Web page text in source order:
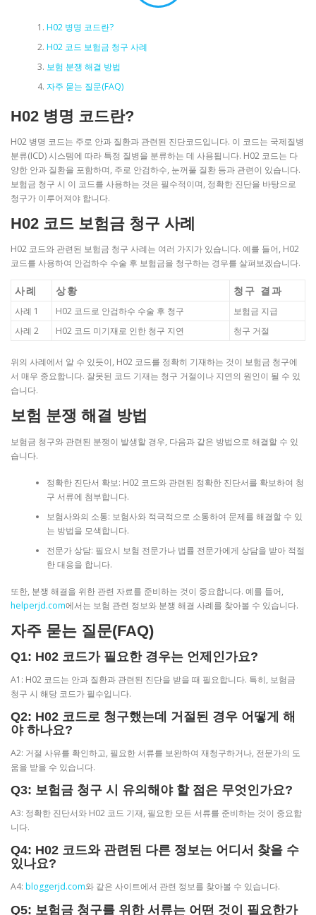
H02 병명 코드란?
H02 코드 보험금 청구 사례
보험 분쟁 해결 방법
자주 묻는 질문(FAQ)
H02 병명 코드란?
H02 병명 코드는 주로 안과 질환과 관련된 진단코드입니다. 이 코드는 국제질병
분류(ICD) 시스템에 따라 특정 질병을 분류하는 데 사용됩니다. H02 코드는 다
양한 안과 질환을 포함하며, 주로 안검하수, 눈꺼풀 질환 등과 관련이 있습니다.
보험금 청구 시 이 코드를 사용하는 것은 필수적이며, 정확한 진단을 바탕으로
청구가 이루어져야 합니다.
H02 코드 보험금 청구 사례
H02 코드와 관련된 보험금 청구 사례는 여러 가지가 있습니다. 예를 들어, H02
코드를 사용하여 안검하수 수술 후 보험금을 청구하는 경우를 살펴보겠습니다.
사례 상황 청구 결과
사례 1 H02 코드로 안검하수 수술 후 청구
보험금 지급
사례 2
H02 코드 미기재로 인한 청구 지연 청구 거절
위의 사례에서 알 수 있듯이, H02 코드를 정확히 기재하는 것이 보험금 청구에
서 매우 중요합니다. 잘못된 코드 기재는 청구 거절이나 지연의 원인이 될 수 있
습니다.
보험 분쟁 해결 방법
보험금 청구와 관련된 분쟁이 발생할 경우, 다음과 같은 방법으로 해결할 수 있
습니다.
정확한 진단서 확보: H02 코드와 관련된 정확한 진단서를 확보하여 청
구 서류에 첨부합니다.
보험사와의 소통: 보험사와 적극적으로 소통하여 문제를 해결할 수 있
는 방법을 모색합니다.
전문가 상담: 필요시 보험 전문가나 법률 전문가에게 상담을 받아 적절
한 대응을 합니다.
또한, 분쟁 해결을 위한 관련 자료를 준비하는 것이 중요합니다. 예를 들어,
helperjd.com에서는 보험 관련 정보와 분쟁 해결 사례를 찾아볼 수 있습니다.
자주 묻는 질문(FAQ)
Q1: H02 코드가 필요한 경우는 언제인가요?
A1: H02 코드는 안과 질환과 관련된 진단을 받을 때 필요합니다. 특히, 보험금
청구 시 해당 코드가 필수입니다.
Q2: H02 코드로 청구했는데 거절된 경우 어떻게 해
야 하나요?
A2: 거절 사유를 확인하고, 필요한 서류를 보완하여 재청구하거나, 전문가의 도
움을 받을 수 있습니다.
Q3: 보험금 청구 시 유의해야 할 점은 무엇인가요?
A3: 정확한 진단서와 H02 코드 기재, 필요한 모든 서류를 준비하는 것이 중요합
니다.
Q4: H02 코드와 관련된 다른 정보는 어디서 찾을 수
있나요?
A4: bloggerjd.com와 같은 사이트에서 관련 정보를 찾아볼 수 있습니다.
Q5: 보험금 청구를 위한 서류는 어떤 것이 필요한가